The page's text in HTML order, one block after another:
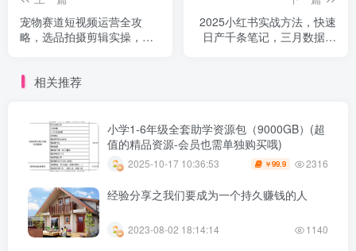
宠物赛道短视频运营全攻
略，选品拍摄剪辑实操，实
2025小红书实战方法，快速
日产千条笔记，三月数据采
相关推荐
小学1-6年级全套助学资源包（9000GB）(超
值的精品资源-会员也需单独购买哦)
2025-10-17 10:36:53 ￥99.9 2316
经验分享之我们要成为一个持久赚钱的人
2023-08-02 18:14:14 1140